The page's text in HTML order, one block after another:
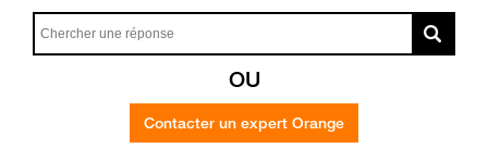
OU
Contacter un expert Orange